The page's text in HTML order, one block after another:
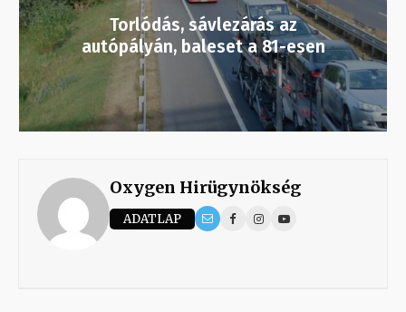
Torlódás, sávlezárás az
autópályán, baleset a 81-esen
Oxygen Hirügynökség
ADATLAP